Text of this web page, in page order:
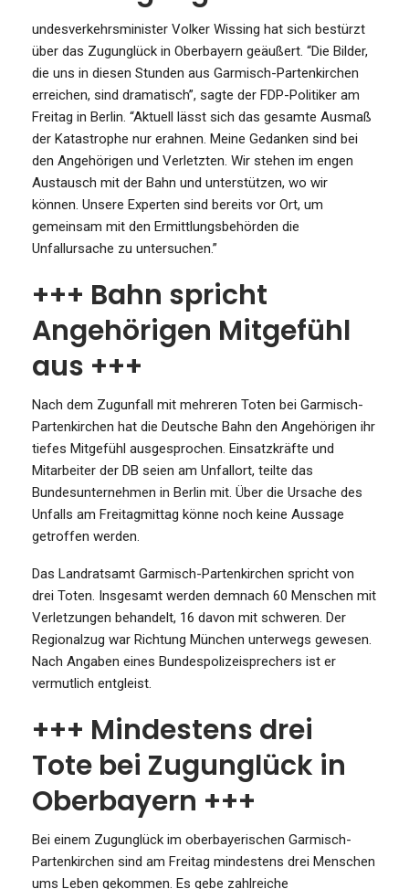
undesverkehrsminister Volker Wissing hat sich bestürzt
über das Zugunglück in Oberbayern geäußert. “Die Bilder,
die uns in diesen Stunden aus Garmisch-Partenkirchen
erreichen, sind dramatisch”, sagte der FDP-Politiker am
Freitag in Berlin. “Aktuell lässt sich das gesamte Ausmaß
der Katastrophe nur erahnen. Meine Gedanken sind bei
den Angehörigen und Verletzten. Wir stehen im engen
Austausch mit der Bahn und unterstützen, wo wir
können. Unsere Experten sind bereits vor Ort, um
gemeinsam mit den Ermittlungsbehörden die
Unfallursache zu untersuchen.”
+++ Bahn spricht
Angehörigen Mitgefühl
aus +++
Nach dem Zugunfall mit mehreren Toten bei Garmisch-
Partenkirchen hat die Deutsche Bahn den Angehörigen ihr
tiefes Mitgefühl ausgesprochen. Einsatzkräfte und
Mitarbeiter der DB seien am Unfallort, teilte das
Bundesunternehmen in Berlin mit. Über die Ursache des
Unfalls am Freitagmittag könne noch keine Aussage
getroffen werden.
Das Landratsamt Garmisch-Partenkirchen spricht von
drei Toten. Insgesamt werden demnach 60 Menschen mit
Verletzungen behandelt, 16 davon mit schweren. Der
Regionalzug war Richtung München unterwegs gewesen.
Nach Angaben eines Bundespolizeisprechers ist er
vermutlich entgleist.
+++ Mindestens drei
Tote bei Zugunglück in
Oberbayern +++
Bei einem Zugunglück im oberbayerischen Garmisch-
Partenkirchen sind am Freitag mindestens drei Menschen
ums Leben gekommen. Es gebe zahlreiche